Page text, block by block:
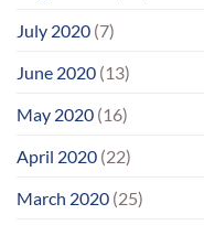
July 2020 (7)
June 2020 (13)
May 2020 (16)
April 2020 (22)
March 2020 (25)